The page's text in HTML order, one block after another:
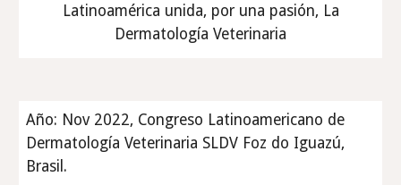
Latinoamérica unida, por una pasión, La
Dermatología Veterinaria
Año: Nov 2022, Congreso Latinoamericano de
Dermatología Veterinaria SLDV Foz do Iguazú,
Brasil.